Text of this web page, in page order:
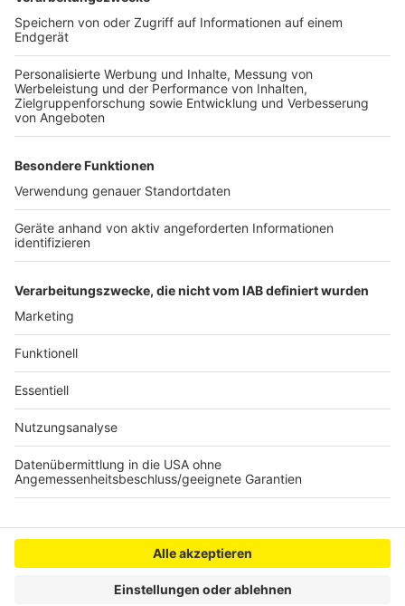
Außenministers Johann Wadephul.
Unterm Strich ist NRW in der neuen
Regierungsmannschaft gut vertreten - wenn auch
nicht immer an prominenter Stelle. Immerhin wird aber
wohl künftige CDU-Fraktionschef im Bundestag. Und
der künftige Kanzler, Friedrich Merz, kommt ja auch
aus NRW - aus Brilon im Sauerland.
Autor: José Narciandi
Anzeige
Anzeige